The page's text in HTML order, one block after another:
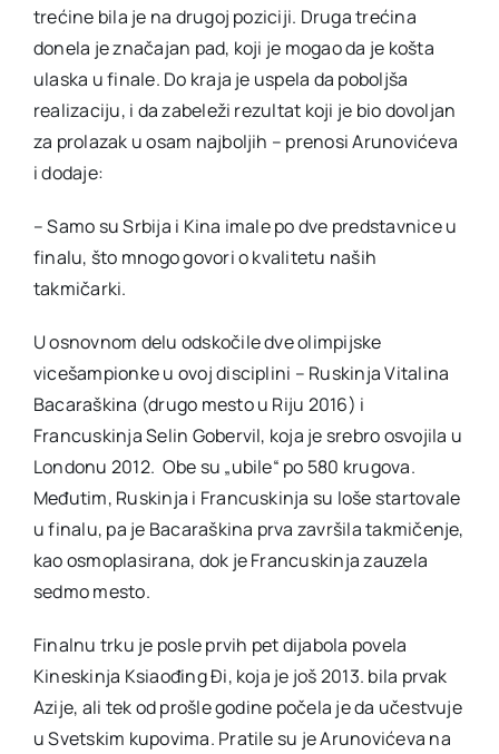
trećine bila je na drugoj poziciji. Druga trećina
donela je značajan pad, koji je mogao da je košta
ulaska u finale. Do kraja je uspela da poboljša
realizaciju, i da zabeleži rezultat koji je bio dovoljan
za prolazak u osam najboljih – prenosi Arunovićeva
i dodaje:
– Samo su Srbija i Kina imale po dve predstavnice u
finalu, što mnogo govori o kvalitetu naših
takmičarki.
U osnovnom delu odskočile dve olimpijske
vicešampionke u ovoj disciplini – Ruskinja Vitalina
Bacaraškina (drugo mesto u Riju 2016) i
Francuskinja Selin Gobervil, koja je srebro osvojila u
Londonu 2012. Obe su „ubile“ po 580 krugova.
Međutim, Ruskinja i Francuskinja su loše startovale
u finalu, pa je Bacaraškina prva završila takmičenje,
kao osmoplasirana, dok je Francuskinja zauzela
sedmo mesto.
Finalnu trku je posle prvih pet dijabola povela
Kineskinja Ksiaođing Đi, koja je još 2013. bila prvak
Azije, ali tek od prošle godine počela je da učestvuje
u Svetskim kupovima. Pratile su je Arunovićeva na